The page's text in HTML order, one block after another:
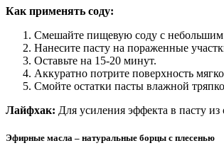
Как применять соду:
Смешайте пищевую соду с небольшим
Нанесите пасту на пораженные
Оставьте на 15-20 минут.
Аккуратно потрите поверхность
Смойте остатки пасты влажной
Лайфхак: Для усиления эффекта в пасту
Эфирные масла – натуральные борцы с плесенью